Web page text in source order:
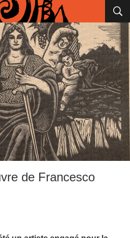
de Francesco